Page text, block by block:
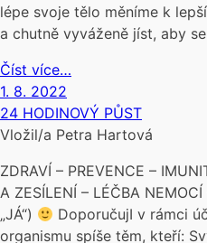
lépe svoje tělo měníme k
a chutně vyváženě jíst, aby
Číst více…
1. 8. 2022
24 HODINOVÝ PŮST
Vložil/a Petra Hartová
ZDRAVÍ – PREVENCE –
A ZESÍLENÍ – LÉČBA
„JÁ“)
DoporučujI v rámci
organismu spíše těm, kteří: